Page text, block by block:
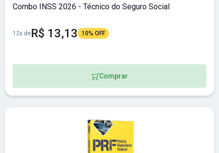
Combo INSS 2026 - Técnico do Seguro Social
12x deR$ 13,13 10% OFF
Comprar